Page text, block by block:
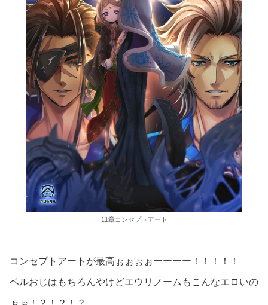
11章コンセプトアート
コンセプトアートが最高ぉぉぉぉーーーー！！！！！
ベルおじはもちろんやけどエウリノームもこんなエロいの
ぉぉ！？！？！？